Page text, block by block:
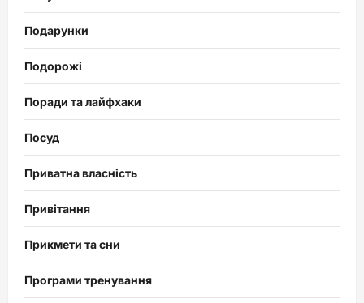
Подарунки
Подорожі
Поради та лайфхаки
Посуд
Приватна власність
Привітання
Прикмети та сни
Програми тренування